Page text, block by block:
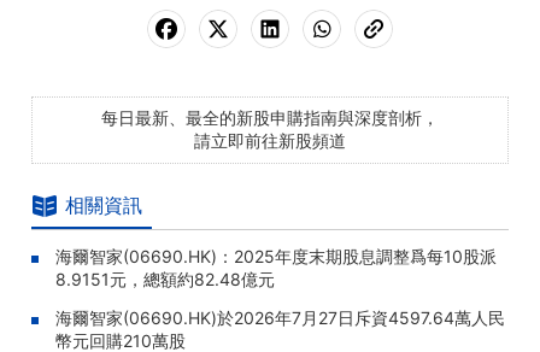
每日最新、最全的新股申購指南與深度剖析，
請立即前往新股頻道
相關資訊
海爾智家(06690.HK)：2025年度末期股息調整爲每10股派
8.9151元，總額約82.48億元
海爾智家(06690.HK)於2026年7月27日斥資4597.64萬人民
幣元回購210萬股